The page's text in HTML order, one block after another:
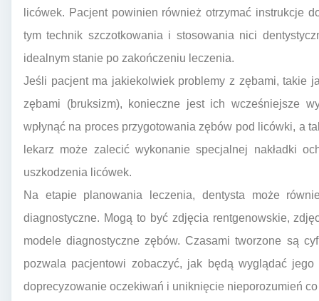
licówek. Pacjent powinien również otrzymać instrukcje
tym technik szczotkowania i stosowania nici
idealnym stanie po zakończeniu leczenia.
Jeśli pacjent ma jakiekolwiek problemy z zębami, takie
zębami (bruksizm), konieczne jest ich wcześniejsze
wpłynąć na proces przygotowania zębów pod licówki, a
lekarz może zalecić wykonanie specjalnej nakładki
uszkodzenia licówek.
Na etapie planowania leczenia, dentysta może
diagnostyczne. Mogą to być zdjęcia rentgenowskie,
modele diagnostyczne zębów. Czasami tworzone są
pozwala pacjentowi zobaczyć, jak będą wyglądać
doprecyzowanie oczekiwań i uniknięcie nieporozumień